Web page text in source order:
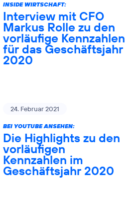
INSIDE WIRTSCHAFT:
Interview mit CFO
Markus Rolle zu den
vorläufige Kennzahlen
für das Geschäftsjahr
2020
24. Februar 2021
BEI YOUTUBE ANSEHEN:
Die Highlights zu den
vorläufigen
Kennzahlen im
Geschäftsjahr 2020